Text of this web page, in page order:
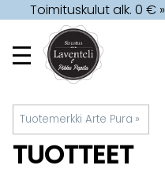
Toimituskulut alk. 0 € »
Tuotemerkki Arte Pura ‪»
TUOTTEET